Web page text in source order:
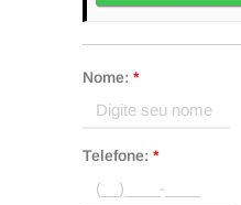
Nome: *
Telefone: *